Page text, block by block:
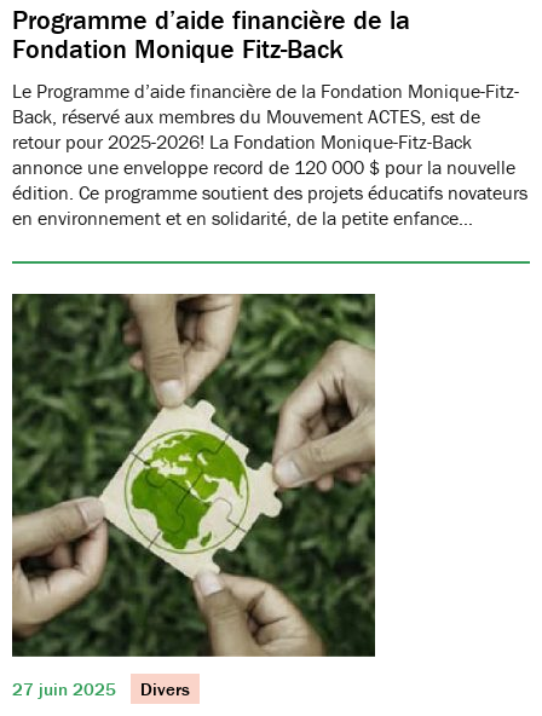
Programme d’aide financière de la
Fondation Monique Fitz-Back
Le Programme d’aide financière de la Fondation Monique-Fitz-
Back, réservé aux membres du Mouvement ACTES, est de
retour pour 2025-2026! La Fondation Monique-Fitz-Back
annonce une enveloppe record de 120 000 $ pour la nouvelle
édition. Ce programme soutient des projets éducatifs novateurs
en environnement et en solidarité, de la petite enfance…
27 juin 2025 Divers